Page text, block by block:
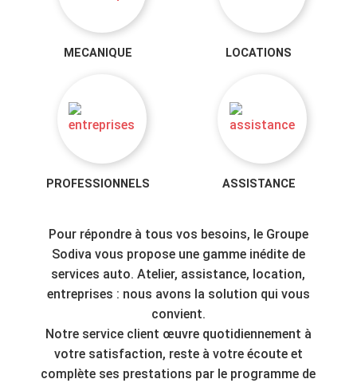
MECANIQUE LOCATIONS
PROFESSIONNELS ASSISTANCE
Pour répondre à tous vos besoins, le Groupe
Sodiva vous propose une gamme inédite de
services auto. Atelier, assistance, location,
entreprises : nous avons la solution qui vous
convient.
Notre service client œuvre quotidiennement à
votre satisfaction, reste à votre écoute et
complète ses prestations par le programme de